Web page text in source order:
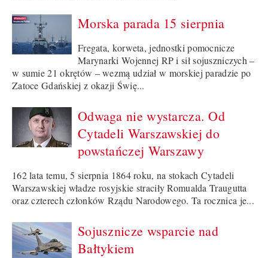
Morska parada 15 sierpnia
Fregata, korweta, jednostki pomocnicze
Marynarki Wojennej RP i sił sojuszniczych –
w sumie 21 okrętów – wezmą udział w morskiej paradzie po
Zatoce Gdańskiej z okazji Świę...
Odwaga nie wystarcza. Od
Cytadeli Warszawskiej do
powstańczej Warszawy
162 lata temu, 5 sierpnia 1864 roku, na stokach Cytadeli
Warszawskiej władze rosyjskie straciły Romualda Traugutta
oraz czterech członków Rządu Narodowego. Ta rocznica je...
Sojusznicze wsparcie nad
Bałtykiem